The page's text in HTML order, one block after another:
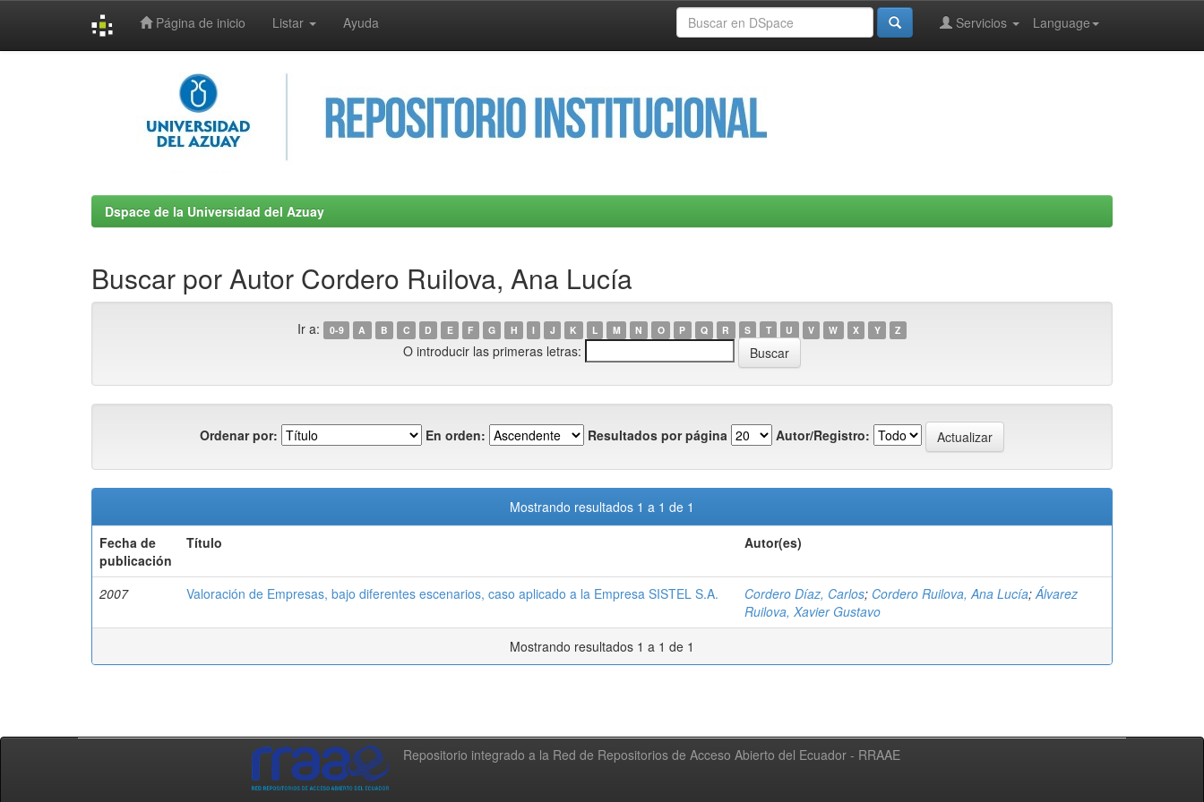
Página de inicio Listar Ayuda Language
Servicios
Dspace de la Universidad del Azuay
Buscar por Autor Cordero Ruilova, Ana Lucía
Ir a: 0-9 A B C D E F G H I J K L M N O P Q R S T U V W X Y Z
O introducir las primeras letras:
Ordenar por: En orden: Resultados por página Autor/Registro:
Mostrando resultados 1 a 1 de 1
Fecha de
publicación
Título Autor(es)
2007 Valoración de Empresas, bajo diferentes escenarios, caso aplicado a la Empresa SISTEL S.A. Cordero Díaz, Carlos; Cordero Ruilova, Ana Lucía;Álvarez
Ruilova, Xavier Gustavo
Mostrando resultados 1 a 1 de 1
Repositorio integrado a la Red de Repositorios de Acceso Abierto del Ecuador - RRAAE